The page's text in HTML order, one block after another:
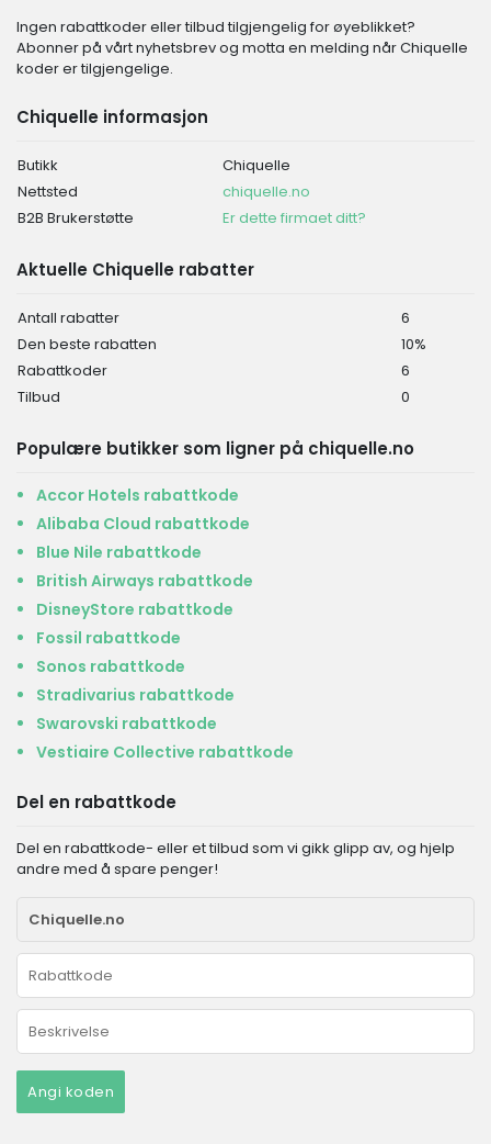
Ingen rabattkoder eller tilbud tilgjengelig for øyeblikket?
Abonner på vårt nyhetsbrev og motta en melding når Chiquelle
koder er tilgjengelige.
Chiquelle informasjon
Butikk
Chiquelle
Nettsted
chiquelle.no
B2B Brukerstøtte
Er dette firmaet ditt?
Aktuelle Chiquelle rabatter
Antall rabatter
6
Den beste rabatten
10%
Rabattkoder
6
Tilbud
0
Populære butikker som ligner på chiquelle.no
Accor Hotels rabattkode
Alibaba Cloud rabattkode
Blue Nile rabattkode
British Airways rabattkode
DisneyStore rabattkode
Fossil rabattkode
Sonos rabattkode
Stradivarius rabattkode
Swarovski rabattkode
Vestiaire Collective rabattkode
Del en rabattkode
Del en rabattkode- eller et tilbud som vi gikk glipp av, og hjelp
andre med å spare penger!
Angi koden